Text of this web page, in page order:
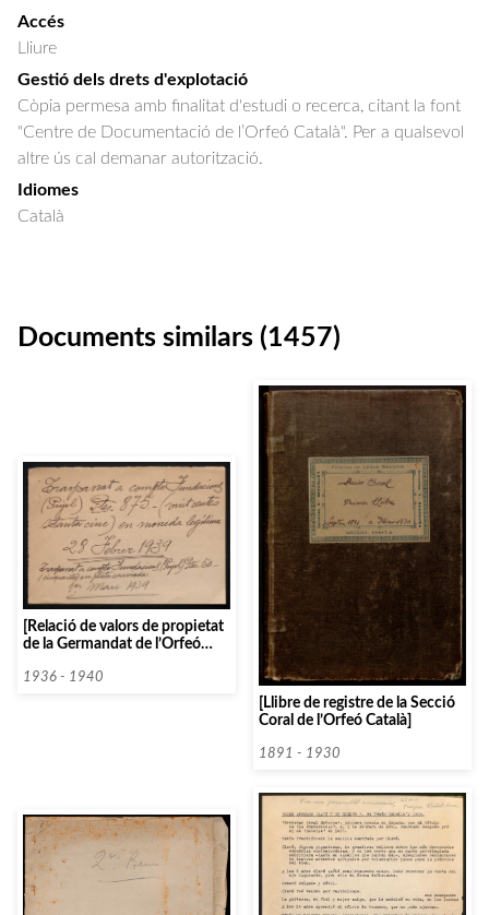
Accés
Lliure
Gestió dels drets d'explotació
Còpia permesa amb finalitat d'estudi o recerca, citant la font
"Centre de Documentació de l’Orfeó Català". Per a qualsevol
altre ús cal demanar autorització.
Idiomes
Català
Documents similars (1457)
[Relació de valors de propietat
de la Germandat de l’Orfeó
1936 - 1940
[Llibre de registre de la Secció
Coral de l’Orfeó Català]
1891 - 1930